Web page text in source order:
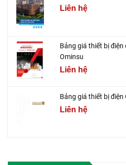
Liên hệ
Bảng giá thiết bị
Ominsu
Liên hệ
Bảng giá thiết bị điện
Liên hệ